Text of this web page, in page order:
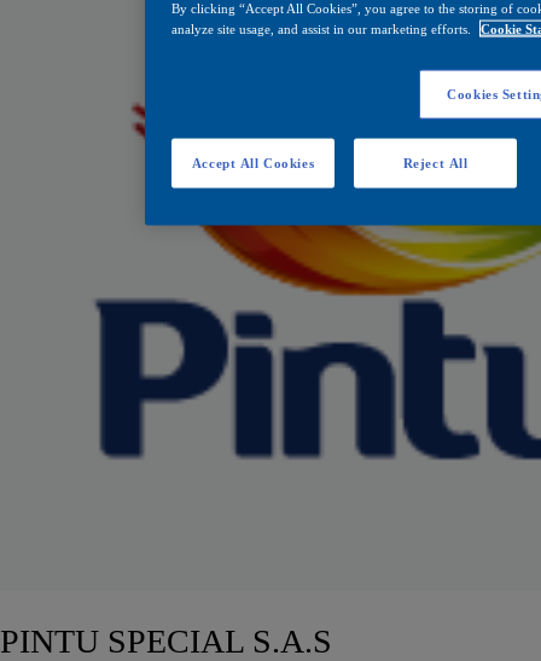
PINTU SPECIAL S.A.S
By clicking “Accept All Cookies”, you agree to the storing of
analyze site usage, and assist in our marketing efforts.
Cookie
Cookies
Reject All
Accept All Cookies